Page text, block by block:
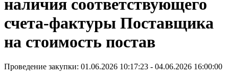
наличия соответствующего
счета-фактуры Поставщика
на стоимость постав
Проведение закупки: 01.06.2026 10:17:23 - 04.06.2026 16:00:00